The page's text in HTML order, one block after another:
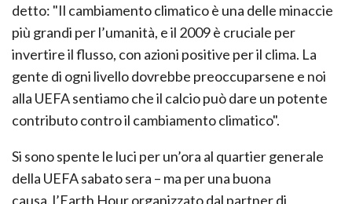
detto: "Il cambiamento climatico è una delle minaccie
più grandi per l’umanità, e il 2009 è cruciale per
invertire il flusso, con azioni positive per il clima. La
gente di ogni livello dovrebbe preoccuparsene e noi
alla UEFA sentiamo che il calcio può dare un potente
contributo contro il cambiamento climatico".
Si sono spente le luci per un’ora al quartier generale
della UEFA sabato sera – ma per una buona
causa, l’Earth Hour organizzato dal partner di